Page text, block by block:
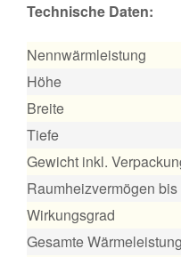
Technische Daten:
Nennwärmleistung
Höhe
Breite
Tiefe
Gewicht inkl.
Raumheizvermögen bis
Wirkungsgrad
Gesamte Wärmeleistung